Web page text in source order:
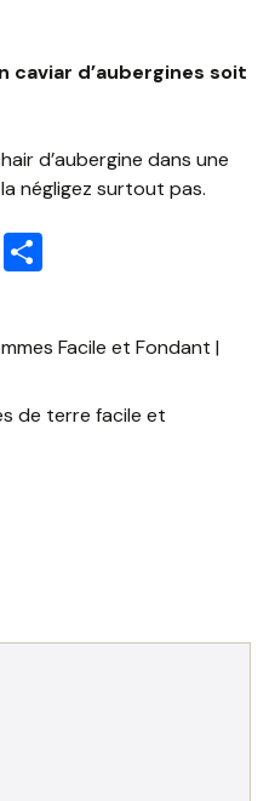
d’aubergines soit
d’aubergine dans une
négligez surtout pas.
E
ta
g
er
Facile et Fondant |
de terre facile et